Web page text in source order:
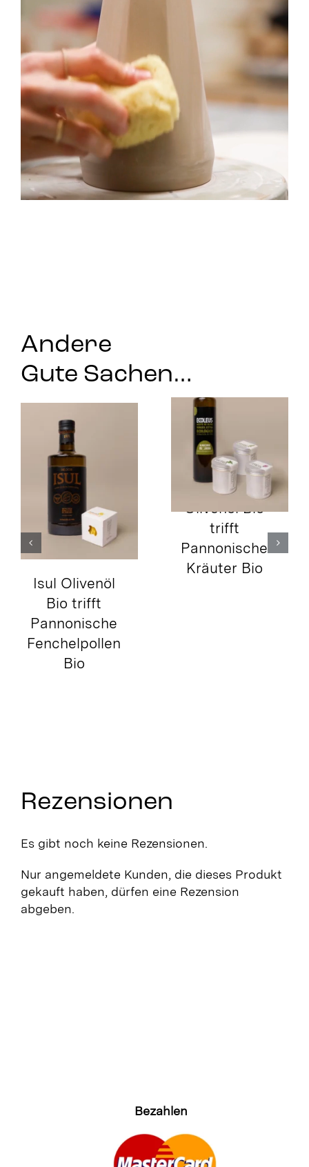
Andere
Gute Sachen…
Ecoleus
Arbequina Bio
Olivenöl
Rezensionen
Es gibt noch keine Rezensionen.
Nur angemeldete Kunden, die dieses Produkt
gekauft haben, dürfen eine Rezension
abgeben.
Bezahlen